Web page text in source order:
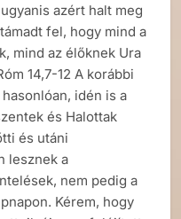
azért halt meg
fel, hogy mind a
mind az élőknek Ura
14,7-12 A korábbi
idén is a
és Halottak
és utáni
lesznek a
nem pedig a
Kérem, hogy